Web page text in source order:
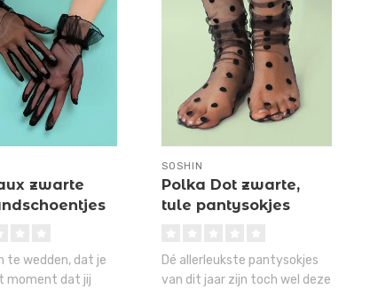
zwarte
te wedden, dat je
moment dat jij
SOSHIN
Polka Dot zwarte,
tule pantysokjes
Dé allerleukste pantysokjes
van dit jaar zijn toch wel deze